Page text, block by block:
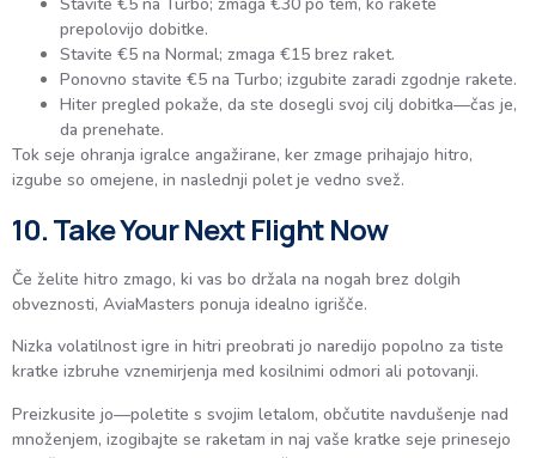
Stavite €5 na Turbo; zmaga €30 po tem, ko rakete
prepolovijo dobitke.
Stavite €5 na Normal; zmaga €15 brez raket.
Ponovno stavite €5 na Turbo; izgubite zaradi zgodnje rakete.
Hiter pregled pokaže, da ste dosegli svoj cilj dobitka—čas je,
da prenehate.
Tok seje ohranja igralce angažirane, ker zmage prihajajo hitro,
izgube so omejene, in naslednji polet je vedno svež.
10. Take Your Next Flight Now
Če želite hitro zmago, ki vas bo držala na nogah brez dolgih
obveznosti, AviaMasters ponuja idealno igrišče.
Nizka volatilnost igre in hitri preobrati jo naredijo popolno za tiste
kratke izbruhe vznemirjenja med kosilnimi odmori ali potovanji.
Preizkusite jo—poletite s svojim letalom, občutite navdušenje nad
množenjem, izogibajte se raketam in naj vaše kratke seje prinesejo